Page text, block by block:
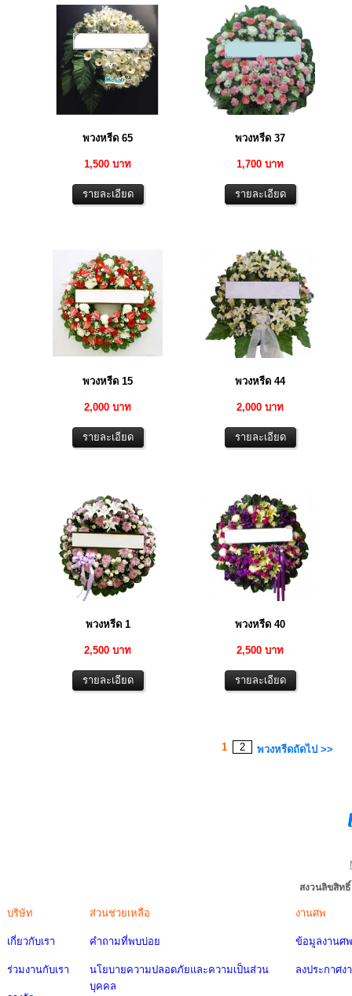
พวงหรีด 65
1,500 บาท
พวงหรีด 37
1,700 บาท
พวงหรีด 15
2,000 บาท
พวงหรีด 44
2,000 บาท
พวงหรีด 1
2,500 บาท
พวงหรีด 40
2,500 บาท
1 2 พวงหรีดถัดไป >>
สงวนลิขสิท
บริษัท
เกี่ยวกับเรา
ร่วมงานกับเรา
ส่วนช่วยเหลือ
คำถามที่พบบ่อย
นโยบายความปลอดภัยและความเป็นส่วน
บุคคล
งานศพ
ข้อมูลงานศพ
ลงประกาศง